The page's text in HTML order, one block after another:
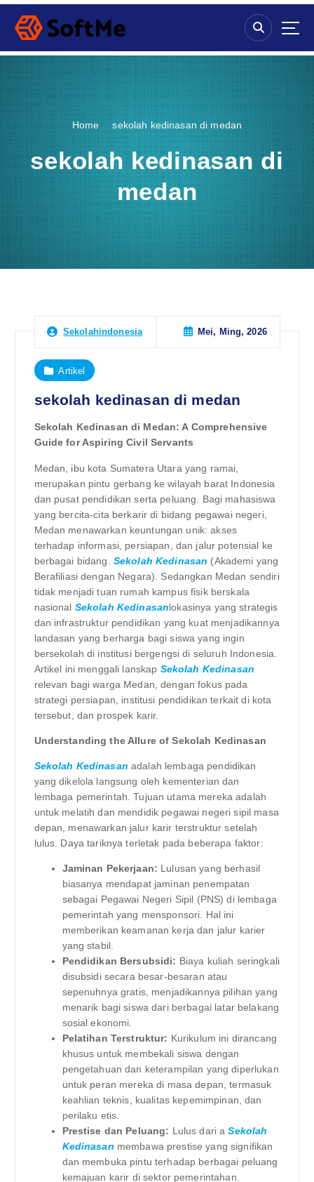
S
p
Home sekolah kedinasan di medan
sekolah kedinasan di
medan
Sekolahindonesia Mei, Ming, 2026
Artikel
sekolah kedinasan di medan
Sekolah Kedinasan di Medan: A Comprehensive
Guide for Aspiring Civil Servants
Medan, ibu kota Sumatera Utara yang ramai,
merupakan pintu gerbang ke wilayah barat Indonesia
dan pusat pendidikan serta peluang. Bagi mahasiswa
yang bercita-cita berkarir di bidang pegawai negeri,
Medan menawarkan keuntungan unik: akses
terhadap informasi, persiapan, dan jalur potensial ke
berbagai bidang. Sekolah Kedinasan (Akademi yang
Berafiliasi dengan Negara). Sedangkan Medan sendiri
tidak menjadi tuan rumah kampus fisik berskala
nasional Sekolah Kedinasanlokasinya yang strategis
dan infrastruktur pendidikan yang kuat menjadikannya
landasan yang berharga bagi siswa yang ingin
bersekolah di institusi bergengsi di seluruh Indonesia.
Artikel ini menggali lanskap Sekolah Kedinasan
relevan bagi warga Medan, dengan fokus pada
strategi persiapan, institusi pendidikan terkait di kota
tersebut, dan prospek karir.
Understanding the Allure of Sekolah Kedinasan
Sekolah Kedinasan adalah lembaga pendidikan
yang dikelola langsung oleh kementerian dan
lembaga pemerintah. Tujuan utama mereka adalah
untuk melatih dan mendidik pegawai negeri sipil masa
depan, menawarkan jalur karir terstruktur setelah
lulus. Daya tariknya terletak pada beberapa faktor:
Jaminan Pekerjaan: Lulusan yang berhasil
biasanya mendapat jaminan penempatan
sebagai Pegawai Negeri Sipil (PNS) di lembaga
pemerintah yang mensponsori. Hal ini
memberikan keamanan kerja dan jalur karier
yang stabil.
Pendidikan Bersubsidi: Biaya kuliah seringkali
disubsidi secara besar-besaran atau
sepenuhnya gratis, menjadikannya pilihan yang
menarik bagi siswa dari berbagai latar belakang
sosial ekonomi.
Pelatihan Terstruktur: Kurikulum ini dirancang
khusus untuk membekali siswa dengan
pengetahuan dan keterampilan yang diperlukan
untuk peran mereka di masa depan, termasuk
keahlian teknis, kualitas kepemimpinan, dan
perilaku etis.
Prestise dan Peluang: Lulus dari aSekolah
Kedinasan membawa prestise yang signifikan
dan membuka pintu terhadap berbagai peluang
kemajuan karir di sektor pemerintahan.